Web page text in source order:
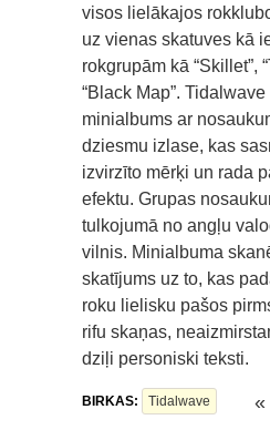
visos lielākajos
uz vienas skatuves kā
rokgrupām kā “Skillet”,
“Black Map”.
minialbums ar
dziesmu izlase, kas
izvirzīto mērķi un rada
efektu. Grupas
tulkojumā no angļu
vilnis. Minialbuma
skatījums uz to, kas
roku lielisku pašos
rifu skaņas,
dziļi personiski teksti.
BIRKAS: Tidalwave «